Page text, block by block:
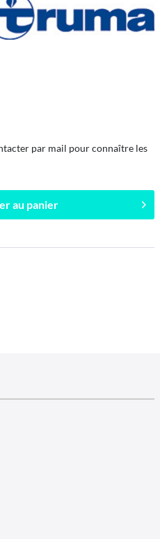
par mail pour connaître les
au panier